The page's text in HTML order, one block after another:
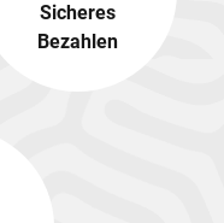
Sicheres
Bezahlen